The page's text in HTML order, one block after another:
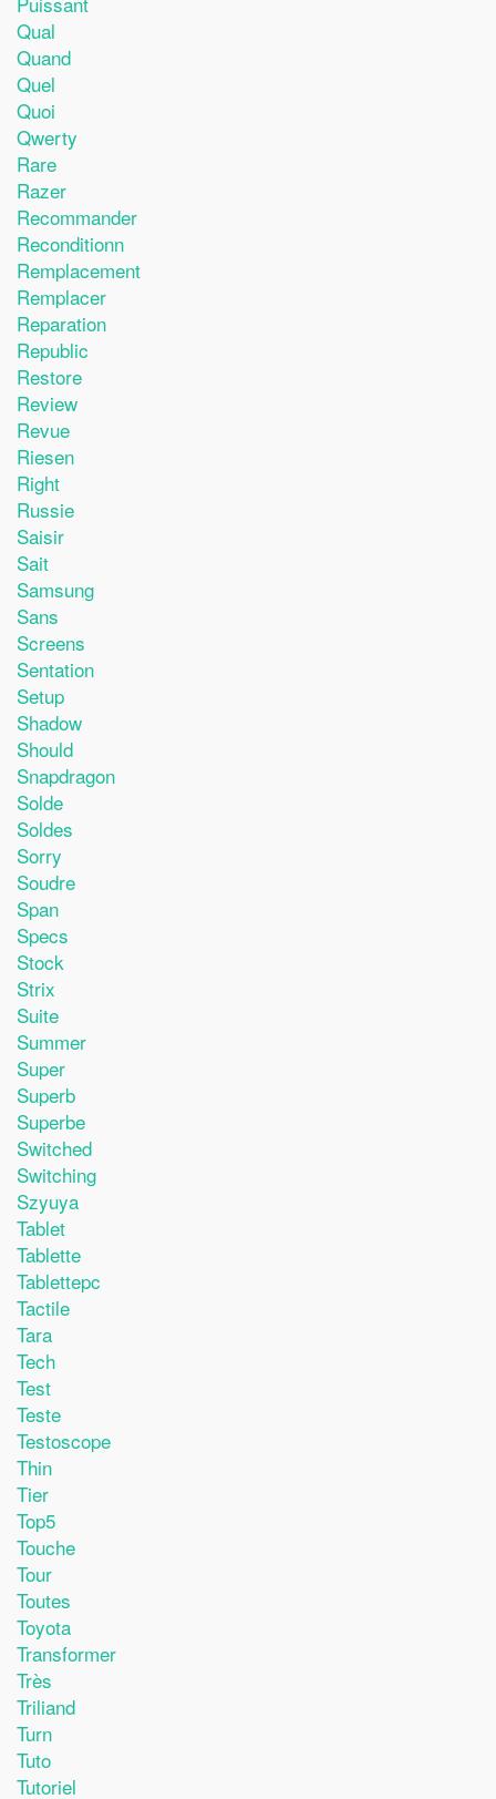
Qual
Quand
Quel
Quoi
Qwerty
Rare
Razer
Recommander
Reconditionn
Remplacement
Remplacer
Reparation
Republic
Restore
Review
Revue
Riesen
Right
Russie
Saisir
Sait
Samsung
Sans
Screens
Sentation
Setup
Shadow
Should
Snapdragon
Solde
Soldes
Sorry
Soudre
Span
Specs
Stock
Strix
Suite
Summer
Super
Superb
Superbe
Switched
Switching
Szyuya
Tablet
Tablette
Tablettepc
Tactile
Tara
Tech
Test
Teste
Testoscope
Thin
Tier
Top5
Touche
Tour
Toutes
Toyota
Transformer
Très
Triliand
Turn
Tuto
Tutoriel